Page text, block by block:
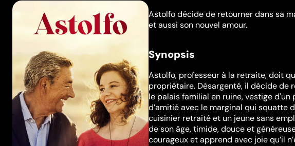
Astolfo décide de retourner dans sa
et aussi son nouvel amour.
Synopsis
Astolfo, professeur à la retraite, doit
propriétaire. Désargenté, il décide de
le palais familial en ruine, vestige
d’amitié avec le marginal qui squatte
cuisinier retraité et un jeune sans
de son âge, timide, douce et
courageux et apprend avec joie qu’il